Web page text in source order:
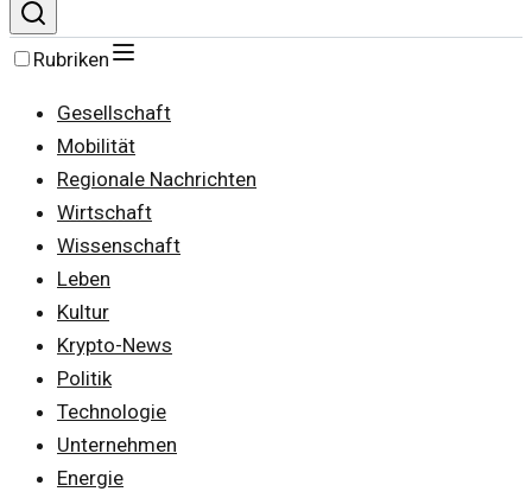
Rubriken
Gesellschaft
Mobilität
Regionale Nachrichten
Wirtschaft
Wissenschaft
Leben
Kultur
Krypto-News
Politik
Technologie
Unternehmen
Energie